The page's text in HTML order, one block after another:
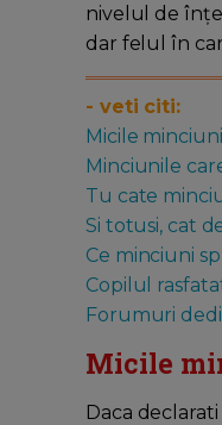
nivelul de
dar felul în
- veti citi:
Micile
Minciunile
Tu cate
Si totusi, cat
Ce minciuni
Copilul
Forumuri
Micile
Daca